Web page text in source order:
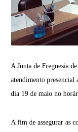
A Junta de Freguesia
atendimento
dia 19 de maio no
A fim de assegurar as